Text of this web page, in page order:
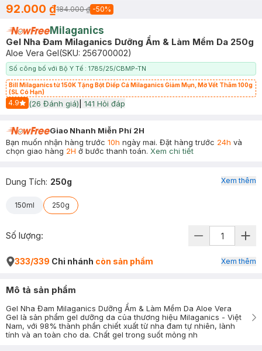
92.000 ₫184.000 ₫ -50%
Milaganics
Gel Nha Đam Milaganics Dưỡng Ẩm & Làm Mềm Da 250g
Aloe Vera Gel(SKU: 256700002)
Số công bố với Bộ Y Tế : 1785/25/CBMP-TN
Bill Milaganics từ 150K Tặng Bột Diếp Cá Milaganics Giảm Mụn, Mờ Vết Thâm 100g
(SL Có Hạn)
4.9
Start Icon
(26 Đánh giá) 141 Hỏi đáp
Giao Nhanh Miễn Phí 2H
Bạn muốn nhận hàng trước 10h ngày mai. Đặt hàng trước 24h và
chọn giao hàng 2H ở bước thanh toán. Xem chi tiết
Dung Tích: 250g
150ml 250g
Xem thêm
Số lượng:
333/339 Chi nhánh còn sản phẩm Xem thêm
Mô tả sản phẩm
Gel Nha Đam Milaganics Dưỡng Ẩm & Làm Mềm Da Aloe Vera
Gel là sản phẩm gel dưỡng da của thương hiệu Milaganics - Việt
Nam, với 98% thành phần chiết xuất từ nha đam tự nhiên, lành
tính và an toàn cho da. Chất gel trong suốt mỏng nh